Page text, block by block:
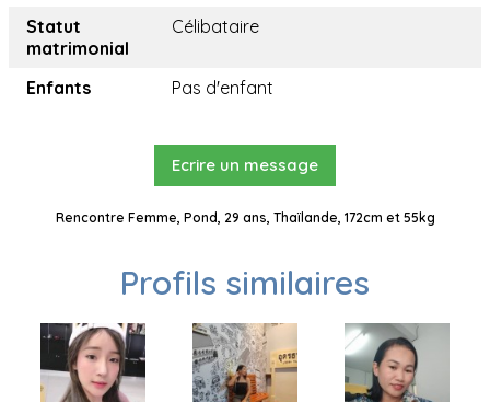
Statut
matrimonial
Célibataire
Enfants Pas d'enfant
Ecrire un message
Rencontre Femme, Pond, 29 ans, Thaïlande, 172cm et 55kg
Profils similaires